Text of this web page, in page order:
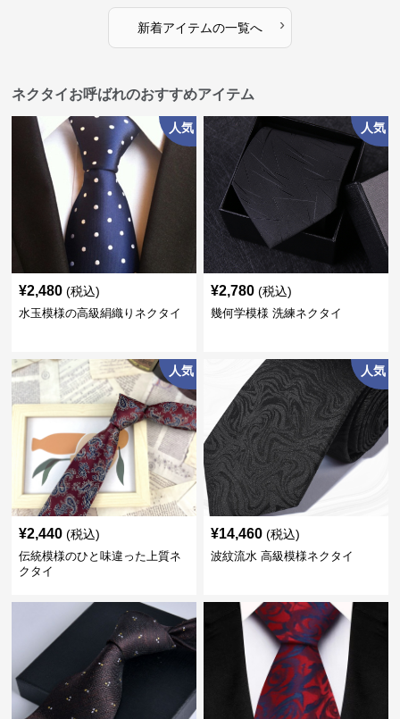
新着アイテムの一覧へ ›
ネクタイお呼ばれのおすすめアイテム
人気
¥2,480 (税込)
水玉模様の高級絹織りネクタイ
人気
¥2,780 (税込)
幾何学模様 洗練ネクタイ
人気
¥2,440 (税込)
伝統模様のひと味違った上質ネ
クタイ
人気
¥14,460 (税込)
波紋流水 高級模様ネクタイ